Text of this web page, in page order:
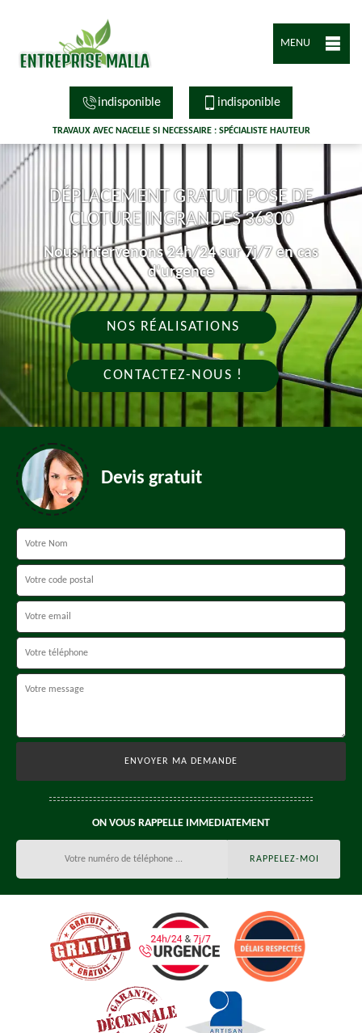
MENU
indisponible indisponible
TRAVAUX AVEC NACELLE SI NECESSAIRE : SPÉCIALISTE HAUTEUR
DÉPLACEMENT GRATUIT POSE DE
CLOTURE INGRANDES 36300
Nous intervenons 24h/24 sur 7j/7 en cas
d'urgence
NOS RÉALISATIONS
CONTACTEZ-NOUS !
Devis gratuit
ON VOUS RAPPELLE IMMEDIATEMENT